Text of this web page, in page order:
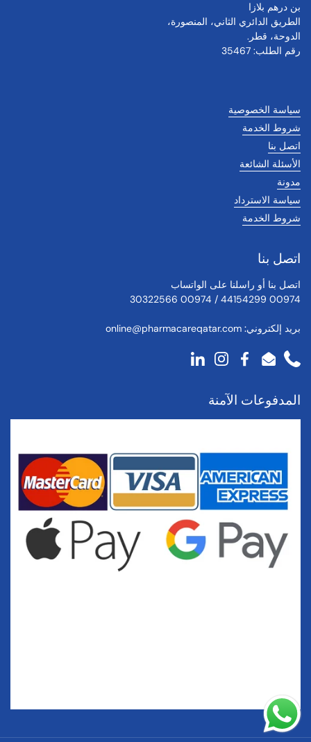
بن درهم بلازا
الطريق الدائري الثاني، المنصورة،
الدوحة، قطر.
رقم الطلب: 35467
سياسة الخصوصية
شروط الخدمة
اتصل بنا
الأسئلة الشائعة
مدونة
سياسة الاسترداد
شروط الخدمة
اتصل بنا
اتصل بنا أو راسلنا على الواتساب
00974 44154299 / 00974 30322566
بريد إلكتروني: online@pharmacareqatar.com
Phone
Email
Facebook
Instagram
LinkedIn
المدفوعات الآمنة